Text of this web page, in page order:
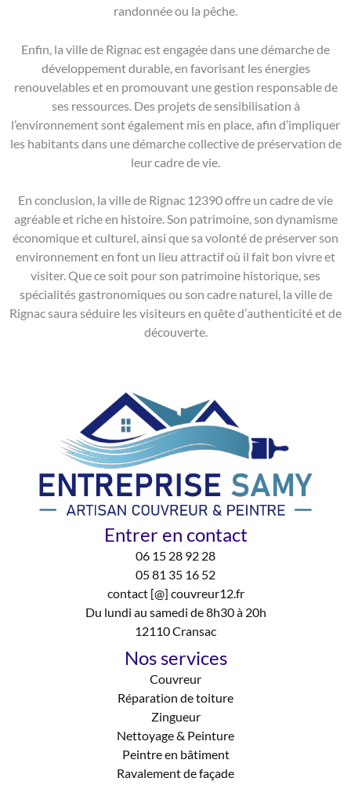
randonnée ou la pêche.
Enfin, la ville de Rignac est engagée dans une démarche de
développement durable, en favorisant les énergies
renouvelables et en promouvant une gestion responsable de
ses ressources. Des projets de sensibilisation à
l’environnement sont également mis en place, afin d’impliquer
les habitants dans une démarche collective de préservation de
leur cadre de vie.
En conclusion, la ville de Rignac 12390 offre un cadre de vie
agréable et riche en histoire. Son patrimoine, son dynamisme
économique et culturel, ainsi que sa volonté de préserver son
environnement en font un lieu attractif où il fait bon vivre et
visiter. Que ce soit pour son patrimoine historique, ses
spécialités gastronomiques ou son cadre naturel, la ville de
Rignac saura séduire les visiteurs en quête d’authenticité et de
découverte.
Entrer en contact
06 15 28 92 28
05 81 35 16 52
contact [@] couvreur12.fr
Du lundi au samedi de 8h30 à 20h
12110 Cransac
Nos services
Couvreur
Réparation de toiture
Zingueur
Nettoyage & Peinture
Peintre en bâtiment
Ravalement de façade